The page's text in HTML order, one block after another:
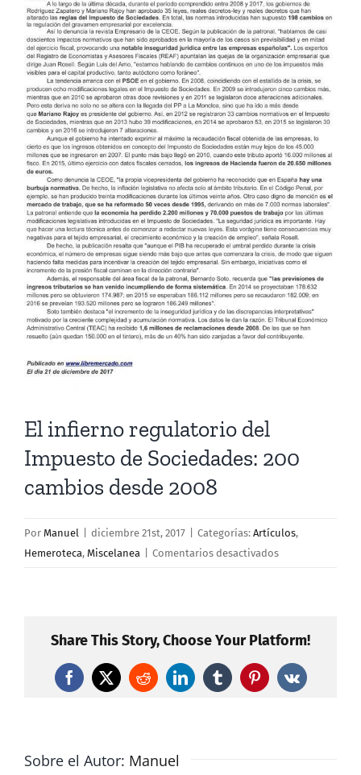
más
grande
El infierno regulatorio del
Impuesto de Sociedades: 200
cambios desde 2008
Por Manuel diciembre 21st, 2017 Categorías: Artículos,
Hemeroteca, Miscelanea Comentarios desactivadosen
del
de
Sociedades:
Share This Story, Choose Your Platform!
Facebook
X RedditLinkedInTumblrPinterest
Vk
Sobre el Autor: Manuel